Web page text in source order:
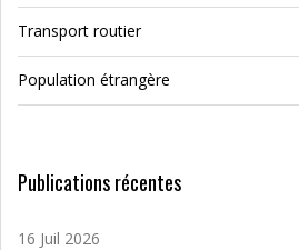
Transport routier
Population étrangère
Publications récentes
16 Juil 2026